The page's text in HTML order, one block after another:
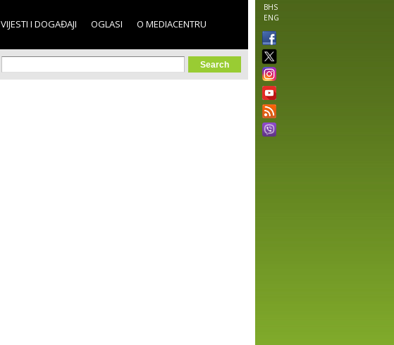
BHS
ENG
VIJESTI I DOGAĐAJI OGLASI O MEDIACENTRU
Search form
Search